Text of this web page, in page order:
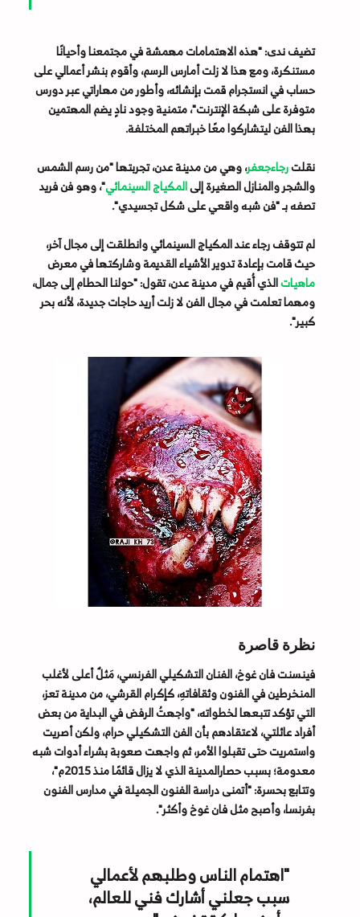
تضيف ندى: "هذه الاهتمامات مهمشة في مجتمعنا وأحيانًا
مستنكرة، ومع هذا لا زلت أمارس الرسم، وأقوم بنشر أعمالي على
حساب في انستجرام قمت بإنشائه، وأطور من مهاراتي عبر دورس
متوفرة على شبكة الإنترنت"، متمنية وجود نادٍ يضم المهتمين
بهذا الفن ليتشاركوا معًا خبراتهم المختلفة.
نقلترجاءجعفر، وهي من مدينة عدن، تجربتها "من رسم الشمس
والشجر والمنازل الصغيرة إلىالمكياج السينمائي"، وهو فن فريد
تصفه بـ "فن شبه واقعي على شكل تجسيدي".
لم تتوقف رجاء عند المكياج السينمائي وانطلقت إلى مجال آخر،
حيث قامت بإعادة تدوير الأشياء القديمة وشاركتها في معرض
ماهياتالذي أُقيم في مدينة عدن، تقول: "حولنا الحطام إلى جمال،
ومهما تعلمت في مجال الفن لا زلت أريد حاجات جديدة، لأنه بحر
كبير".
نظرة قاصرة
فينسنت فان غوخ، الفنان التشكيلي الفرنسي، مَثلٌ أعلى لأغلب
المنخرطين في الفنون وثقافاتهِ، كإكرام القرشي، من مدينة تعز،
التي تؤكد تتبعها لخطواته، "واجهتُ الرفض في البداية من بعض
أفراد عائلتي، لاعتقادهم بأن الفن التشكيلي حرام، ولكن أصريت
واستمريت حتى تقبلوا الأمر، ثم واجهت صعوبة بشراء أدوات شبه
معدومة؛ بسبب حصارالمدينة الذي لا يزال قائمًا منذ 2015م"،
وتتابع بحسرة: "أتمنى دراسة الفنون الجميلة في مدارس الفنون
بفرنسا، وأصبح مثل فان غوخ وأكثر".
"اهتمام الناس وطلبهم لأعمالي
سبب جعلني أشارك فني للعالم،